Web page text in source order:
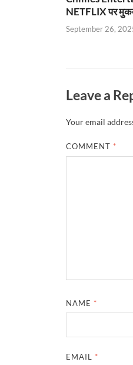
NETFLIX पर
September 26,
Leave a
Your email
COMMENT *
NAME *
EMAIL *